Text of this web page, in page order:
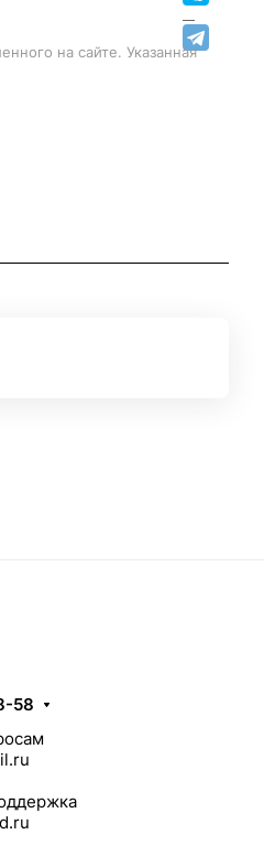
на сайте. Указанная
58